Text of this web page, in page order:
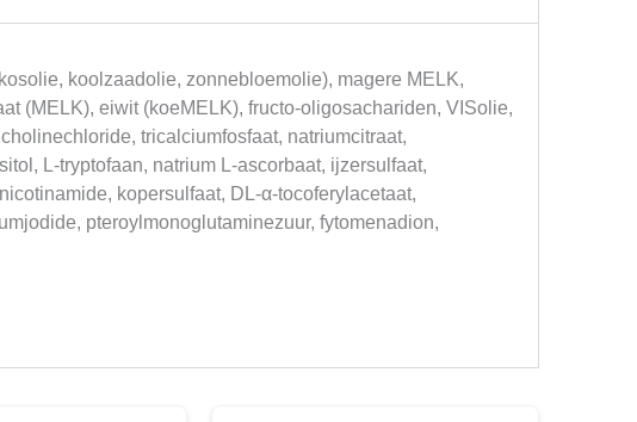
koolzaadolie, zonnebloemolie), magere MELK,
(MELK), eiwit (koeMELK), fructo-oligosachariden, VISolie,
tricalciumfosfaat, natriumcitraat,
L-tryptofaan, natrium L-ascorbaat, ijzersulfaat,
kopersulfaat, DL-α-tocoferylacetaat,
pteroylmonoglutaminezuur, fytomenadion,